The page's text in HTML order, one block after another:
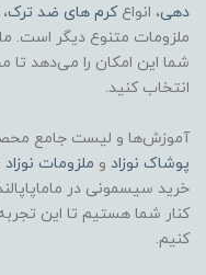
دهی، انواعکرم های ضد ترک
ملزومات متنوع دیگر است.
شما این امکان را می‌دهد
انتخاب کنید.
آموزش‌ها و لیست جامع
پوشاک نوزاد و ملزومات نوزاد
خرید سیسمونی در
کنار شما هستیم تا این
کنیم.